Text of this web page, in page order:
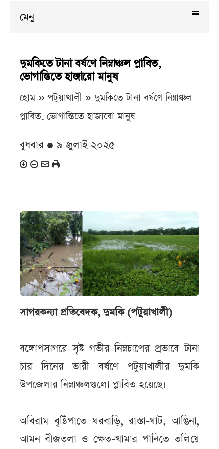
মেনু
দুমকিতে টানা বর্ষণে নিম্নাঞ্চল প্লাবিত,
ভোগান্তিতে হাজারো মানুষ
হোম » পটুয়াখালী » দুমকিতে টানা বর্ষণে নিম্নাঞ্চল
প্লাবিত, ভোগান্তিতে হাজারো মানুষ
বুধবার ● ৯ জুলাই ২০২৫
সাগরকন্যা প্রতিবেদক, দুমকি (পটুয়াখালী)
বঙ্গোপসাগরে সৃষ্ট গভীর নিম্নচাপের প্রভাবে টানা
চার দিনের ভারী বর্ষণে পটুয়াখালীর দুমকি
উপজেলার নিম্নাঞ্চলগুলো প্লাবিত হয়েছে।
অবিরাম বৃষ্টিপাতে ঘরবাড়ি, রাস্তা-ঘাট, আঙিনা,
আমন বীজতলা ও ক্ষেত-খামার পানিতে তলিয়ে